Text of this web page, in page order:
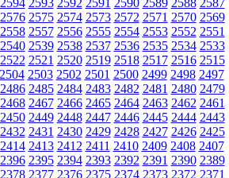
2576 2575 2574 2573 2572 2571 2570 2569
2558 2557 2556 2555 2554 2553 2552 2551
2540 2539 2538 2537 2536 2535 2534 2533
2522 2521 2520 2519 2518 2517 2516 2515
2504 2503 2502 2501 2500 2499 2498 2497
2486 2485 2484 2483 2482 2481 2480 2479
2468 2467 2466 2465 2464 2463 2462 2461
2450 2449 2448 2447 2446 2445 2444 2443
2432 2431 2430 2429 2428 2427 2426 2425
2414 2413 2412 2411 2410 2409 2408 2407
2396 2395 2394 2393 2392 2391 2390 2389
2378 2377 2376 2375 2374 2373 2372 2371